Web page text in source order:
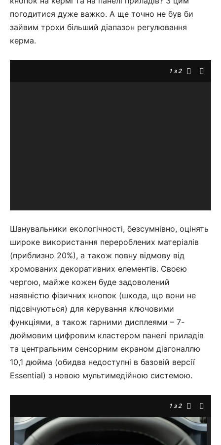
погодитися дуже важко. А ще точно не був би
зайвим трохи більший діапазон регулювання
керма.
1з 2
Шанувальники екологічності, безсумнівно, оцінять
широке використання перероблених матеріалів
(приблизно 20%), а також повну відмову від
хромованих декоративних елементів. Своєю
чергою, майже кожен буде задоволений
наявністю фізичних кнопок (шкода, що вони не
підсвічуються) для керування ключовими
функціями, а також гарними дисплеями – 7-
дюймовим цифровим кластером панелі приладів
та центральним сенсорним екраном діагоналлю
10,1 дюйма (обидва недоступні в базовій версії
Essential) з новою мультимедійною системою.
1з 2